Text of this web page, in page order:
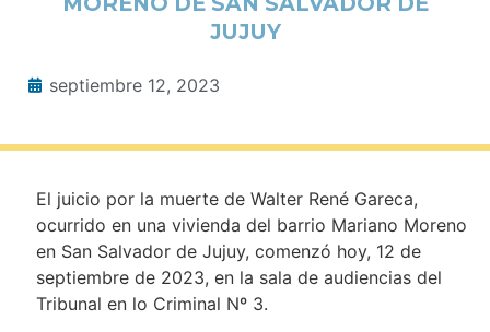
JUJUY
septiembre 12, 2023
El juicio por la muerte de Walter René Gareca,
ocurrido en una vivienda del barrio Mariano Moreno
en San Salvador de Jujuy, comenzó hoy, 12 de
septiembre de 2023, en la sala de audiencias del
Tribunal en lo Criminal Nº 3.